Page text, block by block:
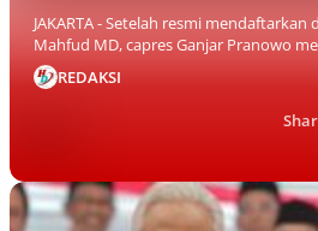
JAKARTA - Setelah resmi
Mahfud MD, capres Ganjar Pranowo
REDAKSI